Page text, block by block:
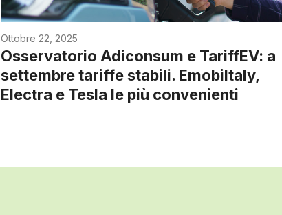
Ottobre 22, 2025
Osservatorio Adiconsum e TariffEV: a
settembre tariffe stabili. Emobiltaly,
Electra e Tesla le più convenienti